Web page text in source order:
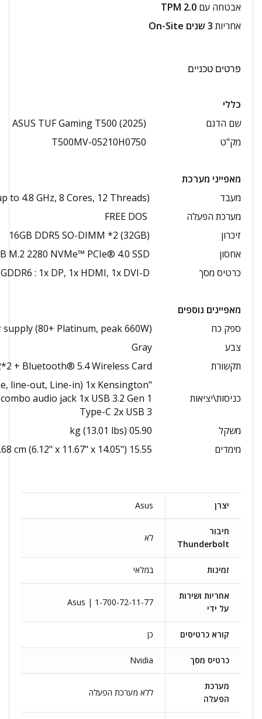
אבטחה עם TPM 2.0
אחריות 3 שנים On-Site
פרטים טכניים
כללי
שם הדגם
ASUS TUF Gaming T500 (2025)
מק"ט
T500MV-05210H0750
מאפייני מערכת
מעבד
to 4.8 GHz, 8 Cores, 12 Threads)
מערכת הפעלה
זיכרון
16GB DDR5 SO-DIMM *2 (32GB)
אחסון
M.2 2280 NVMe™ PCIe® 4.0 SSD
כרטיס מסך
: 1x DP, 1x HDMI, 1x DVI-D
מאפיינים נוספים
ספק כח
(80+ Platinum, peak 660W)
צבע
Gray
תקשורת
+ Bluetooth® 5.4 Wireless Card
כניסות\יציאות
line-out, Line-in) 1x Kensington
audio jack 1x USB 3.2 Gen 1
Type-C 2x USB 3
משקל
05.90 kg (13.01 lbs)
מימדים
15.55 x 29.64 x 35.68 cm (6.12" x 11.67" x 14.05")
יצרן Asus
חיבור
Thunderbolt
לא
זמינות במלאי
אחריות ושירות
על ידי
Asus | 1-700-72-11-77
קורא כרטיסים כן
כרטיס מסך Nvidia
מערכת
הפעלה
ללא מערכת הפעלה